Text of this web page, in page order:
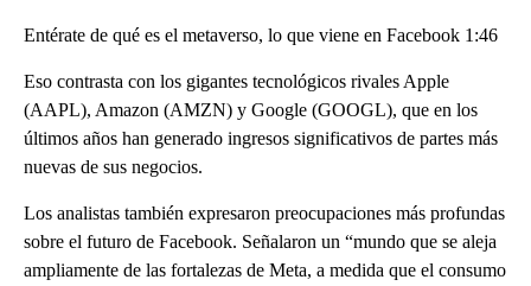
Entérate de qué es el metaverso, lo que viene en Facebook 1:46
Eso contrasta con los gigantes tecnológicos rivales Apple
(AAPL), Amazon (AMZN) y Google (GOOGL), que en los
últimos años han generado ingresos significativos de partes más
nuevas de sus negocios.
Los analistas también expresaron preocupaciones más profundas
sobre el futuro de Facebook. Señalaron un “mundo que se aleja
ampliamente de las fortalezas de Meta, a medida que el consumo